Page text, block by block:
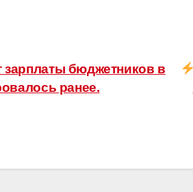
зарплаты бюджетников в
ранее.